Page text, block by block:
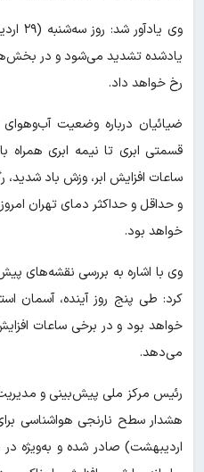
وی
یادشده تشدید می‌شود و در
رخ خواهد داد.
ضیائیان درباره وضعیت
قسمتی ابری تا نیمه ابری
ساعات افزایش ابر، وزش باد
خواهد بود.
وی با اشاره به بررسی نقشه‌های
کرد: طی پنج روز آینده، آسمان
خواهد بود و در برخی ساعات
می‌دهد.
رئیس مرکز ملی پیش‌بینی و
اردیبهشت) صادر شده و به‌ویژه در